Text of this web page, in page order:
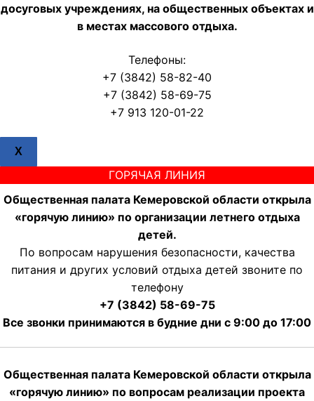
досуговых учреждениях, на общественных объектах и
в местах массового отдыха.
Телефоны:
+7 (3842) 58-82-40
+7 (3842) 58-69-75
+7 913 120-01-22
X
ГОРЯЧАЯ ЛИНИЯ
Общественная палата Кемеровской области открыла
«горячую линию» по организации летнего отдыха
детей.
По вопросам нарушения безопасности, качества
питания и других условий отдыха детей звоните по
телефону
+7 (3842) 58-69-75
Все звонки принимаются в будние дни с 9:00 до 17:00
Общественная палата Кемеровской области открыла
«горячую линию» по вопросам реализации проекта